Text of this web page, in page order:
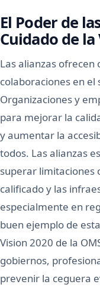
El Poder de
Cuidado de
Las alianzas
colaboraciones en el
Organizaciones y
para mejorar la
y aumentar la
todos. Las alianzas
superar limitaciones
calificado y las
especialmente en
buen ejemplo de
Vision 2020 de la
gobiernos,
prevenir la ceguera